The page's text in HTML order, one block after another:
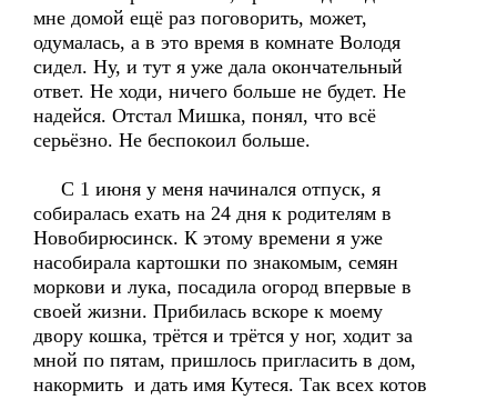
мне домой ещё раз поговорить, может,
одумалась, а в это время в комнате Володя
сидел. Ну, и тут я уже дала окончательный
ответ. Не ходи, ничего больше не будет. Не
надейся. Отстал Мишка, понял, что всё
серьёзно. Не беспокоил больше.
С 1 июня у меня начинался отпуск, я
собиралась ехать на 24 дня к родителям в
Новобирюсинск. К этому времени я уже
насобирала картошки по знакомым, семян
моркови и лука, посадила огород впервые в
своей жизни. Прибилась вскоре к моему
двору кошка, трётся и трётся у ног, ходит за
мной по пятам, пришлось пригласить в дом,
накормить и дать имя Кутеся. Так всех котов